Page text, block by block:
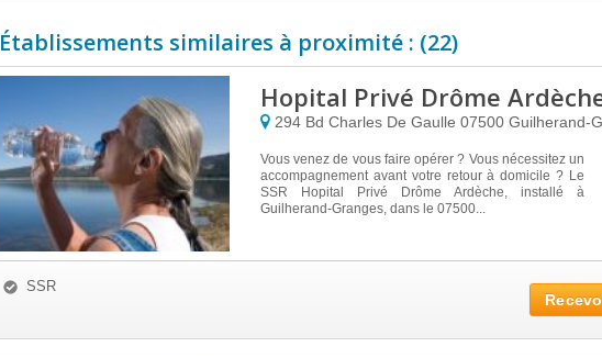
Établissements similaires à proximité : (22)
Hopital Privé Drôme
294 Bd Charles De Gaulle 07500 Guilherand-
Vous venez de vous faire opérer ? Vous nécessitez un
accompagnement avant votre retour à domicile ? Le
SSR Hopital Privé Drôme Ardèche, installé à
Guilherand-Granges, dans le 07500...
SSR